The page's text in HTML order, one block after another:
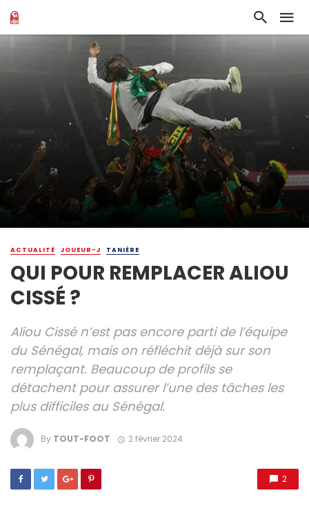
ACTUALITÉ JOUEUR-J TANIÈRE
QUI POUR REMPLACER ALIOU
CISSÉ ?
Aliou Cissé n’est pas encore parti de l’équipe
du Sénégal, mais on réfléchit déjà sur son
remplaçant. Beaucoup de profils se
détachent pour assurer l’une des tâches les
plus difficiles au Sénégal.
By TOUT-FOOT 2 février 2024
2